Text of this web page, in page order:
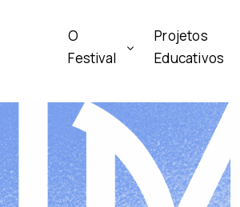
O
Festival
Projetos
Educativos